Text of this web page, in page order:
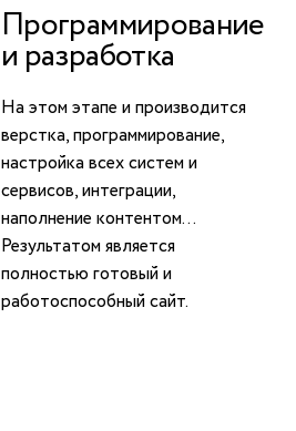
Программирование
и разработка
На этом этапе и производится
верстка, программирование,
настройка всех систем и
сервисов, интеграции,
наполнение контентом...
Результатом является
полностью готовый и
работоспособный сайт.